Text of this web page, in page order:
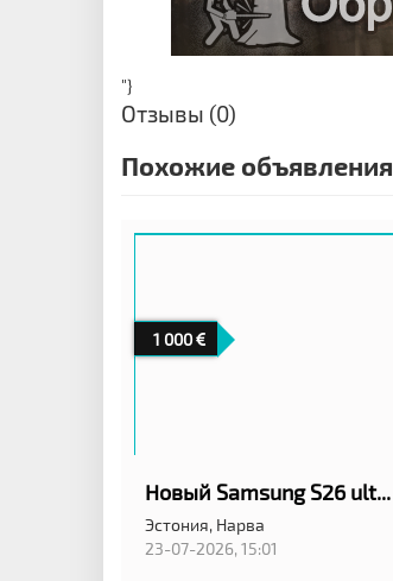
"}
Отзывы (0)
Похожие объявления
1 000
Новый Samsung S26 ultra
Эстония, Нарва
23-07-2026, 15:01